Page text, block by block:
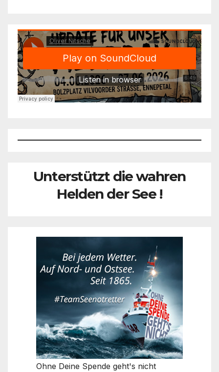
Unterstützt die wahren
Helden der See !
Ohne Deine Spende geht's nicht